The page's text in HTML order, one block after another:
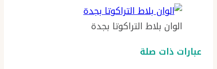
الوان بلاط التراكوتا بجدة
عبارات ذات صلة